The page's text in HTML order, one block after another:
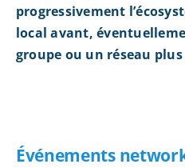
progressivement
local avant,
groupe ou un réseau
Événements